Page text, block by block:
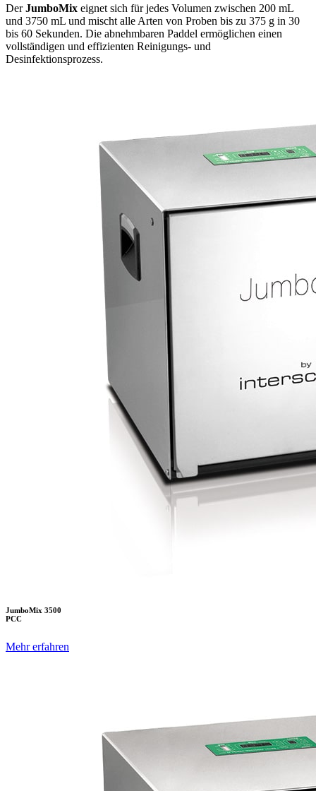
DerJumboMix eignet sich für jedes Volumen zwischen 200 mL
und 3750 mL und mischt alle Arten von Proben bis zu 375 g in 30
bis 60 Sekunden. Die abnehmbaren Paddel ermöglichen einen
vollständigen und effizienten Reinigungs- und
Desinfektionsprozess.
JumboMix 3500
PCC
Mehr erfahren